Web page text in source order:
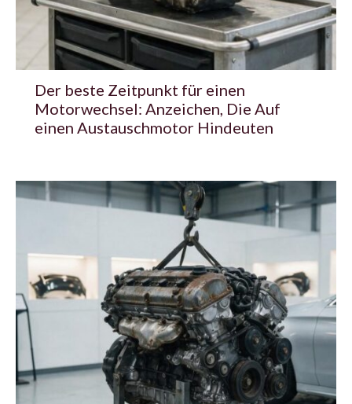
Der beste Zeitpunkt für einen
Motorwechsel: Anzeichen, Die Auf
einen Austauschmotor Hindeuten